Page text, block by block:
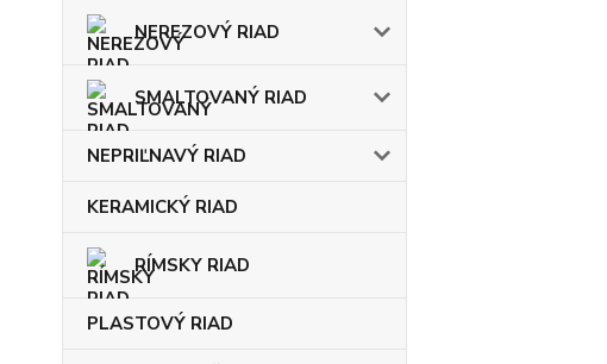
NEREZOVÝ RIAD
SMALTOVANÝ RIAD
NEPRIĽNAVÝ RIAD
KERAMICKÝ RIAD
RÍMSKY RIAD
PLASTOVÝ RIAD